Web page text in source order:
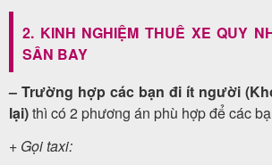
2. KINH NGHIỆM THUÊ XE QUY
SÂN BAY
– Trường hợp các bạn đi ít người
lại)thì có 2 phương án phù hợp để các
+ Gọi taxi: